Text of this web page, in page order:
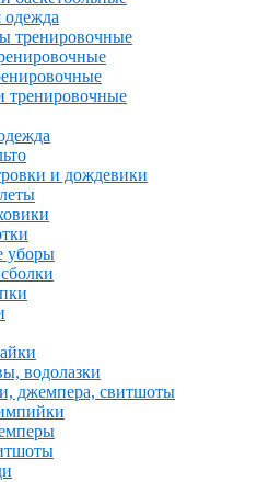
одежда
тренировочные
тренировочные
и дождевики
уборы
водолазки
джемпера, свитшоты